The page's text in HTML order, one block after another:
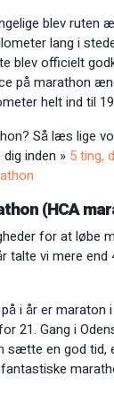
blev ruten
lang i
blev officielt
på marathon
helt ind til
Så læs lige
inden » 5 ting,
(HCA
for at løbe
talte vi mere end
i år er maraton
21. Gang i
sætte en god tid,